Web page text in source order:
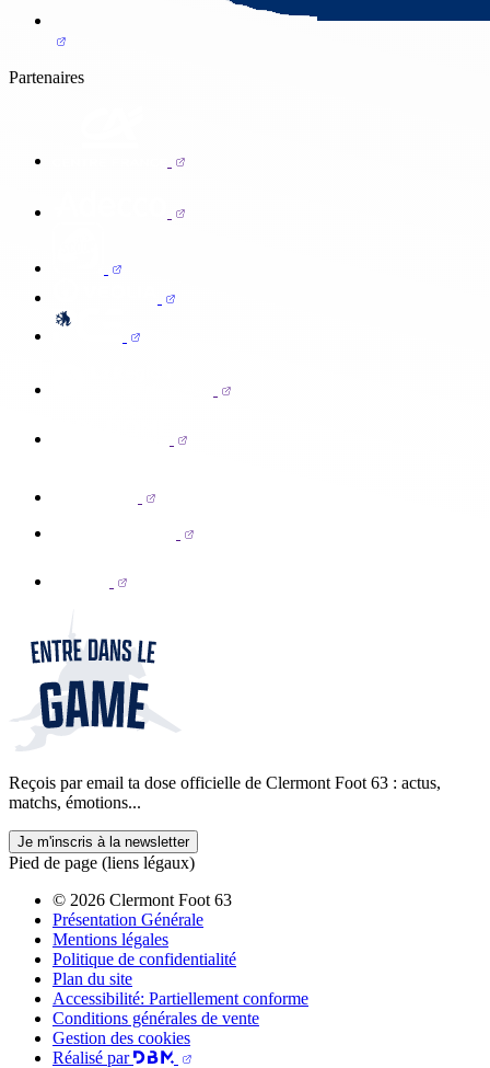
Partenaires
Reçois par email ta dose officielle de Clermont Foot 63 : actus,
matchs, émotions...
Je m'inscris à la newsletter
Pied de page (liens légaux)
© 2026 Clermont Foot 63
Présentation Générale
Mentions légales
Politique de confidentialité
Plan du site
Accessibilité: Partiellement conforme
Conditions générales de vente
Gestion des cookies
Réalisé par